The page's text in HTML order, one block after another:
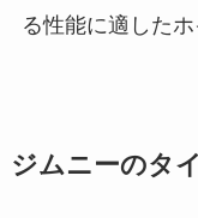
る性能に適した
ジムニーのタ